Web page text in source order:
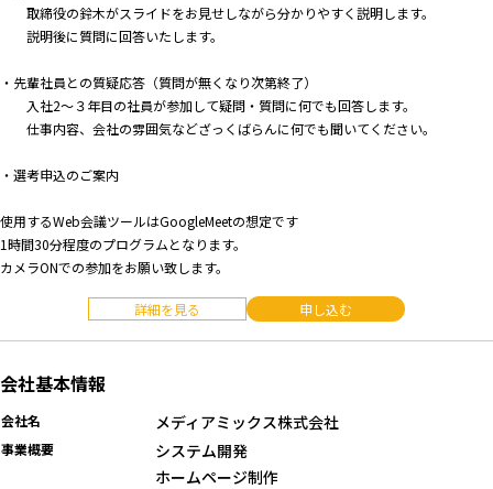
取締役の鈴木がスライドをお見せしながら分かりやすく説明します。
説明後に質問に回答いたします。
・先輩社員との質疑応答（質問が無くなり次第終了）
入社2～３年目の社員が参加して疑問・質問に何でも回答します。
仕事内容、会社の雰囲気などざっくばらんに何でも聞いてください。
・選考申込のご案内
使用するWeb会議ツールはGoogleMeetの想定です
1時間30分程度のプログラムとなります。
カメラONでの参加をお願い致します。
詳細を見る 申し込む
会社基本情報
会社名 メディアミックス株式会社
事業概要
システム開発
ホームページ制作